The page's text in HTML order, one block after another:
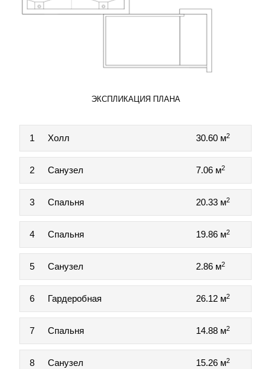
ЭКСПЛИКАЦИЯ ПЛАНА
1 Холл 30.60 м2
2 Санузел 7.06 м2
3 Спальня 20.33 м2
4 Спальня 19.86 м2
5 Санузел 2.86 м2
6 Гардеробная 26.12 м2
7 Спальня 14.88 м2
8 Санузел 15.26 м2